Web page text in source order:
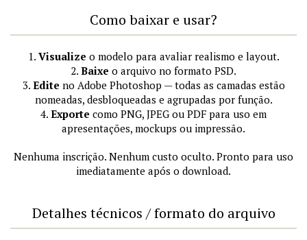
Como baixar e usar?
1. Visualize o modelo para avaliar realismo e layout.
2. Baixe o arquivo no formato PSD.
3. Edite no Adobe Photoshop — todas as camadas estão
nomeadas, desbloqueadas e agrupadas por função.
4. Exporte como PNG, JPEG ou PDF para uso em
apresentações, mockups ou impressão.
Nenhuma inscrição. Nenhum custo oculto. Pronto para uso
imediatamente após o download.
Detalhes técnicos / formato do arquivo